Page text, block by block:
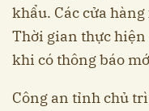
khẩu. Các cửa
Thời gian thực hiện
khi có thông báo
Công an tỉnh chủ